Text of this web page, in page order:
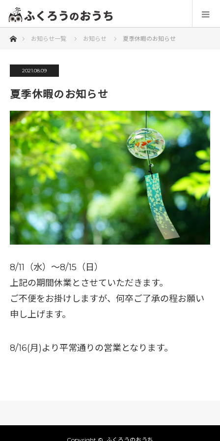
ホームお知らせ一覧 お知らせ 夏季休暇のお知らせ
2021.08.09
夏季休暇のお知らせ
8/11（水）～8/15（日）
上記の期間休業とさせていただきます。
ご不便をお掛けしますが、何卒ご了承の程お願い
申し上げます。
8/16(月)より平常通りの営業となります。